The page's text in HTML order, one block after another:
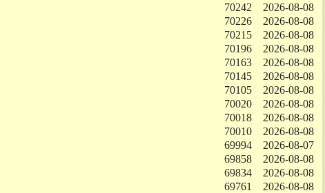
70242
2026-08-08
70226
2026-08-08
70215
2026-08-08
70196
2026-08-08
70163
2026-08-08
70145
2026-08-08
70105
2026-08-08
70020
2026-08-08
70018
2026-08-08
70010
2026-08-08
69994
2026-08-07
69858
2026-08-08
69834
2026-08-08
69761
2026-08-08